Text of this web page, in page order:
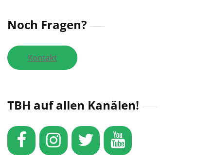
Noch Fragen?
Kontakt
TBH auf allen Kanälen!